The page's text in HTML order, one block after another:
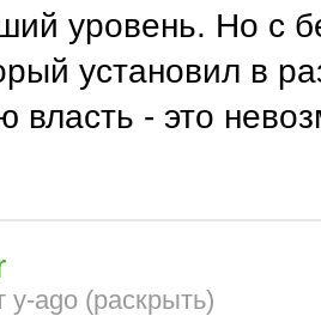
уровень. Но с
установил в
власть - это
y-ago (раскрыть)